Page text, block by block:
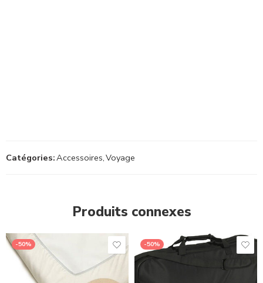
Catégories:Accessoires,Voyage
Produits connexes
-50% -50%